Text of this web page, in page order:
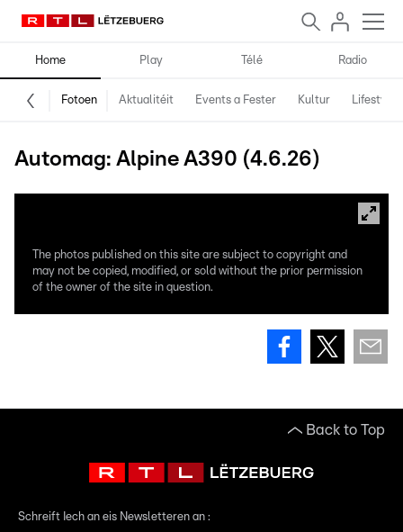
Home Play Télé Radio
Fotoen Aktualitéit Events a Fester Kultur Lifestyle
Automag: Alpine A390 (4.6.26)
The photos published on this site are subject to copyright and
may not be copied, modified, or sold without the prior permission
of the owner of the site in question.
Back to Top
Schreift Iech an eis Newsletteren an :